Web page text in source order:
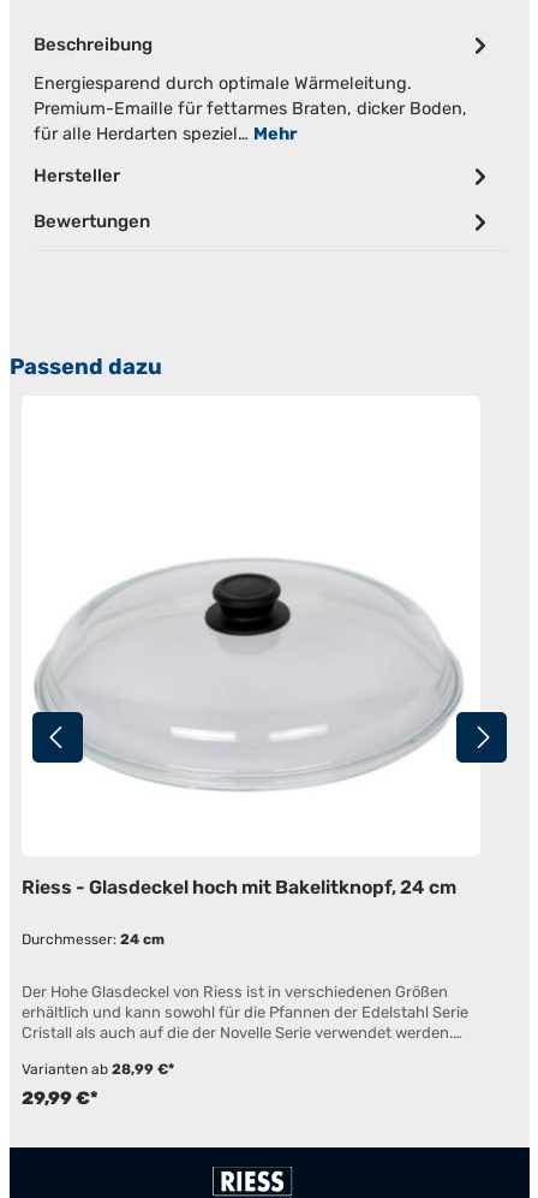
Beschreibung
Energiesparend durch optimale Wärmeleitung.
Premium-Emaille für fettarmes Braten, dicker Boden,
für alle Herdarten speziel… Mehr
Hersteller
Bewertungen
Produktgalerie überspringen
Passend dazu
Riess - Glasdeckel hoch mit Bakelitknopf, 24 cm
Durchmesser: 24 cm
Der Hohe Glasdeckel von Riess ist in verschiedenen Größen
erhältlich und kann sowohl für die Pfannen der Edelstahl Serie
Cristall als auch auf die der Novelle Serie verwendet werden.
Fleischstücke in Ihrer Pfanne schmoren. Mit Hilfe des
angebrachten Bakalitgriffs lässt sich der Deckel auch im heißen
hitzebeständig Material: Glas Erhältlich in folgenden Größen: Ø
Varianten ab28,99 €*
29,99 €*